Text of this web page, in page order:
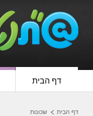
דף הבית
דף הבית שכונות